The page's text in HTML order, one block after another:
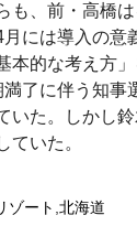
も、前・高橋
には導入の
本的な考え方」
了に伴う知事
いた。しかし
ていた。
ゾート ,北海道